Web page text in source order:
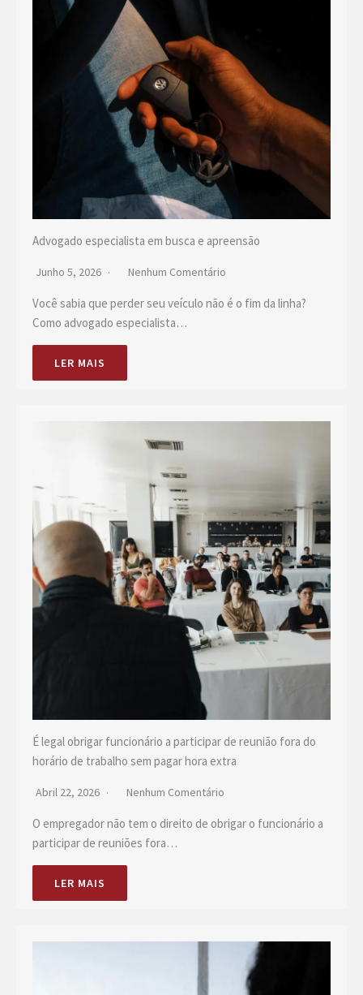
Advogado especialista em busca e apreensão
Junho 5, 2026 Nenhum Comentário
Você sabia que perder seu veículo não é o fim da linha?
Como advogado especialista…
LER MAIS
É legal obrigar funcionário a participar de reunião fora do
horário de trabalho sem pagar hora extra
Abril 22, 2026 Nenhum Comentário
O empregador não tem o direito de obrigar o funcionário a
participar de reuniões fora…
LER MAIS